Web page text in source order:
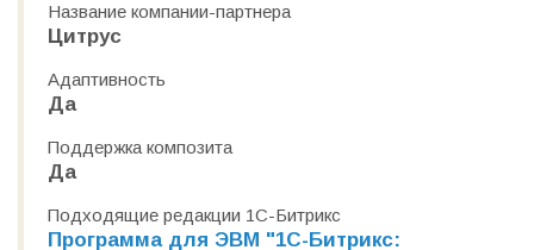
Название компании-партнера
Цитрус
Адаптивность
Да
Поддержка композита
Да
Подходящие редакции 1С-Битрикс
Программа для ЭВМ "1С-Битрикс: